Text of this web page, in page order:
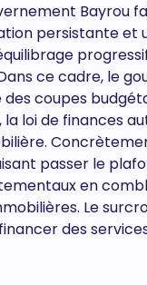
Bayrou
persistante et
ce cadre, le
coupes
la loi de finances
passer le
en
Le
des